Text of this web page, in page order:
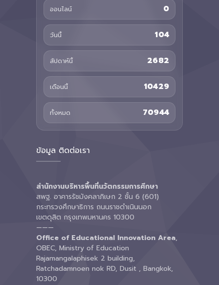
ออนไลน์ 0
วันนี้ 104
สัปดาห์นี้ 2682
เดือนนี้ 10429
ทั้งหมด 70944
ข้อมูล ติดต่อเรา
สำนักงานบริหารพื้นที่นวัตกรรมการศึกษา
สพฐ. อาคารรัชมังคลาภิเษก 2 ชั้น 6 (601)
กระทรวงศึกษาธิการ ถนนราชดำเนินนอก
เขตดุสิต กรุงเทพมหานคร 10300
———
Office of Educational Innovation Area,
OBEC, Ministry of Education
Rajamangalaphisek 2 building,
Ratchadamnoen nok RD, Dusit , Bangkok,
10300